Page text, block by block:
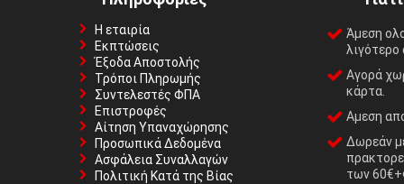
Η εταιρία
Εκπτώσεις
Έξοδα Αποστολής
Τρόποι Πληρωμής
Συντελεστές ΦΠΑ
Επιστροφές
Αίτηση Υπαναχώρησης
Προσωπικά Δεδομένα
Ασφάλεια Συναλλαγών
Πολιτική Κατά της Βίας
Άμεση
λιγότερο
Αγορά
κάρτα.
Αμεση
Δωρεάν
των